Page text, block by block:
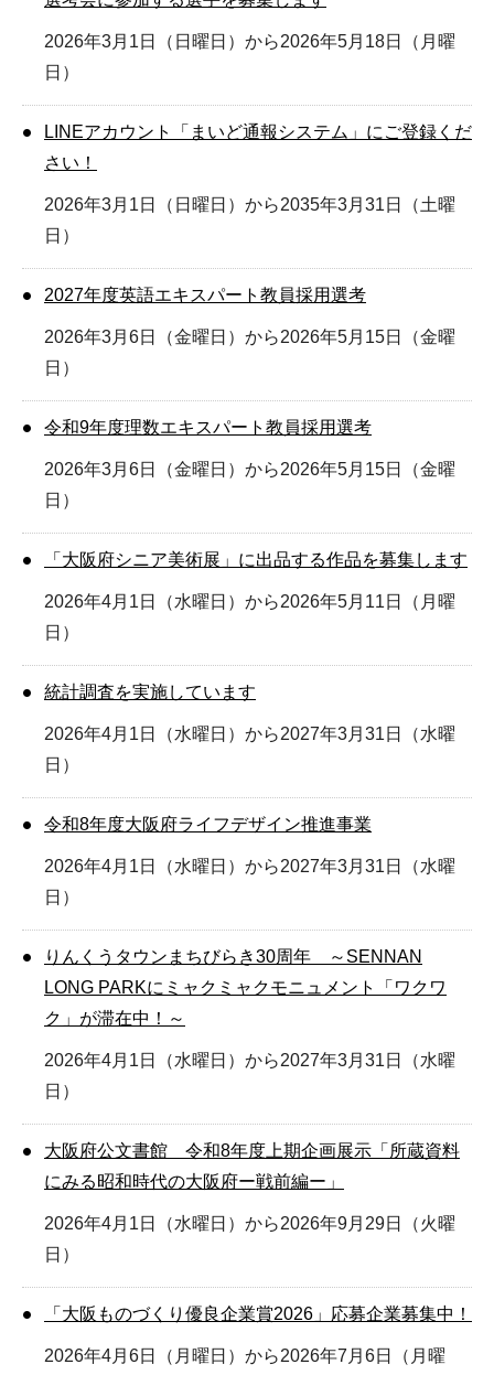
2026年3月1日（日曜日）から2026年5月18日（月曜
日）
LINEアカウント「まいど通報システム」にご登録くだ
さい！
2026年3月1日（日曜日）から2035年3月31日（土曜
日）
2027年度英語エキスパート教員採用選考
2026年3月6日（金曜日）から2026年5月15日（金曜
日）
令和9年度理数エキスパート教員採用選考
2026年3月6日（金曜日）から2026年5月15日（金曜
日）
「大阪府シニア美術展」に出品する作品を募集します
2026年4月1日（水曜日）から2026年5月11日（月曜
日）
統計調査を実施しています
2026年4月1日（水曜日）から2027年3月31日（水曜
日）
令和8年度大阪府ライフデザイン推進事業
2026年4月1日（水曜日）から2027年3月31日（水曜
日）
りんくうタウンまちびらき30周年 ～SENNAN
LONG PARKにミャクミャクモニュメント「ワクワ
ク」が滞在中！～
2026年4月1日（水曜日）から2027年3月31日（水曜
日）
大阪府公文書館 令和8年度上期企画展示「所蔵資料
にみる昭和時代の大阪府ー戦前編ー」
2026年4月1日（水曜日）から2026年9月29日（火曜
日）
「大阪ものづくり優良企業賞2026」応募企業募集中！
2026年4月6日（月曜日）から2026年7月6日（月曜